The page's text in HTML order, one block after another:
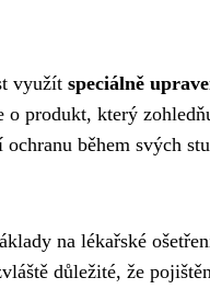
využít speciálně
produkt, který
během svých
na lékařské
důležité, že